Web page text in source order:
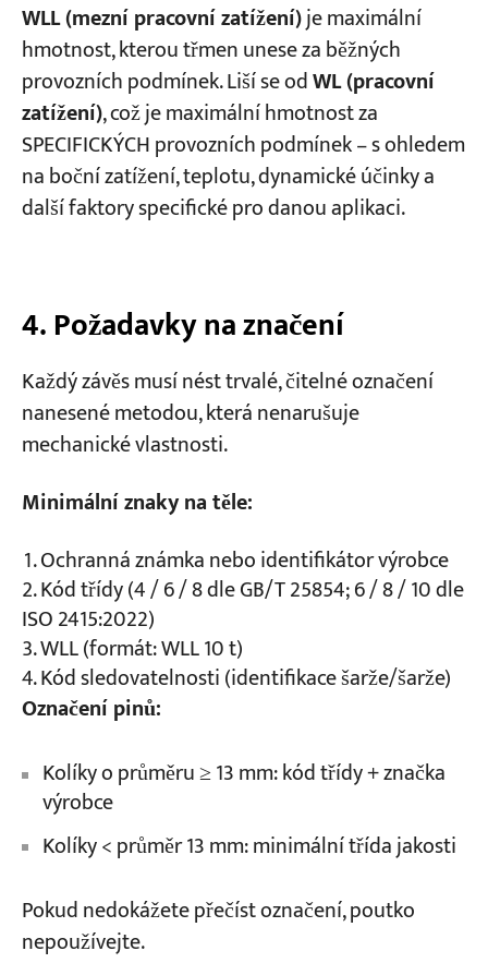
WLL (mezní pracovní zatížení)je maximální
hmotnost, kterou třmen unese za běžných
provozních podmínek. Liší se odWL (pracovní
zatížení), což je maximální hmotnost za
SPECIFICKÝCH provozních podmínek – s ohledem
na boční zatížení, teplotu, dynamické účinky a
další faktory specifické pro danou aplikaci.
4. Požadavky na značení
Každý závěs musí nést trvalé, čitelné označení
nanesené metodou, která nenarušuje
mechanické vlastnosti.
Minimální znaky na těle:
Ochranná známka nebo identifikátor výrobce
Kód třídy (4 / 6 / 8 dle GB/T 25854; 6 / 8 / 10 dle
ISO 2415:2022)
WLL (formát: WLL 10 t)
Kód sledovatelnosti (identifikace šarže/šarže)
Označení pinů:
Kolíky o průměru ≥ 13 mm: kód třídy + značka
výrobce
Kolíky < průměr 13 mm: minimální třída jakosti
Pokud nedokážete přečíst označení, poutko
nepoužívejte.